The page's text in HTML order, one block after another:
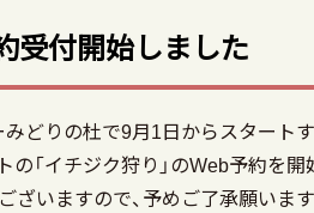
受付開始しました
どりの杜で9月1日からスタートす
の「イチジク狩り」のWeb予約を
いますので、予めご了承願います